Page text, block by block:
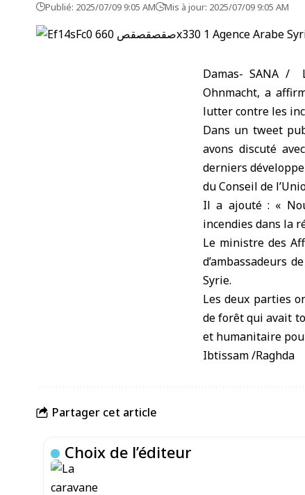
Publié: 2025/07/09 9:05 AM Mis à jour: 2025/07/09 9:05 AM
Damas- SANA /
Ohnmacht, a
lutter contre les
Dans un tweet
avons discuté
derniers
du Conseil de
Il a ajouté : «
incendies dans la
Le ministre des
d’ambassadeurs
Syrie.
Les deux parties
de forêt qui avait
et humanitaire
Ibtissam /Raghda
Partager cet article
Choix de l’éditeur